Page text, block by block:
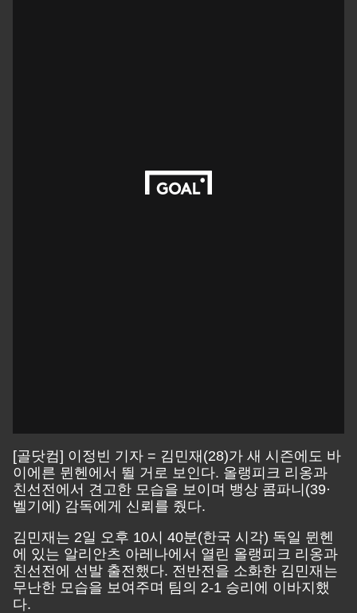
[골닷컴] 이정빈 기자 = 김민재(28)가 새 시즌에도 바
이에른 뮌헨에서 뛸 거로 보인다. 올랭피크 리옹과
친선전에서 견고한 모습을 보이며 뱅상 콤파니(39·
벨기에) 감독에게 신뢰를 줬다.
김민재는 2일 오후 10시 40분(한국 시각) 독일 뮌헨
에 있는 알리안츠 아레나에서 열린 올랭피크 리옹과
친선전에 선발 출전했다. 전반전을 소화한 김민재는
무난한 모습을 보여주며 팀의 2-1 승리에 이바지했
다.